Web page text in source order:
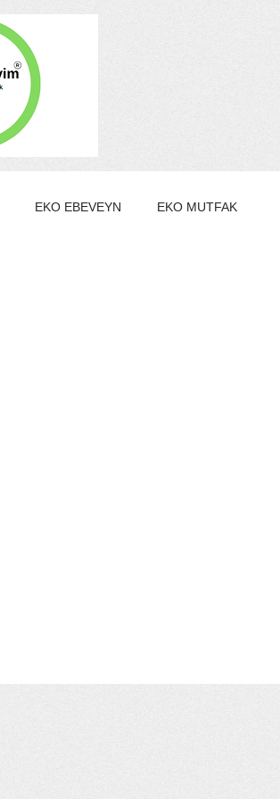
EKO EBEVEYN EKO MUTFAK